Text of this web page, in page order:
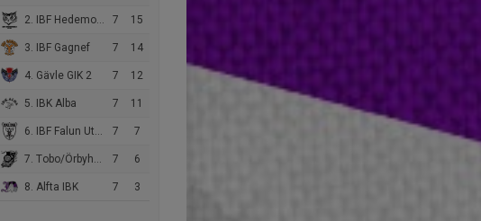
2. IBF Hedemora 7 15
3. IBF Gagnef 7 14
4. Gävle GIK 2 7 12
5. IBK Alba 7 11
6. IBF Falun Utveckling 7 7
7. Tobo/Örbyhus FF 7 6
8. Alfta IBK 7 3